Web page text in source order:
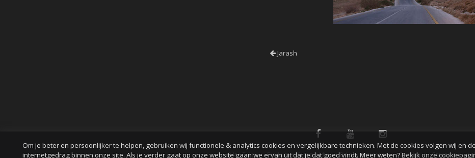
Jarash
© Jan Tuijp Disclaimer & copyright Privacy statement Cookies Contact
Om je beter en persoonlijker te helpen, gebruiken wij functionele & analytics cookies en vergelijkbare technieken. Met de cookies volgen wij en
internetgedrag binnen onze site. Als je verder gaat op onze website gaan we ervan uit dat je dat goed vindt. Meer weten?Bekijk onze